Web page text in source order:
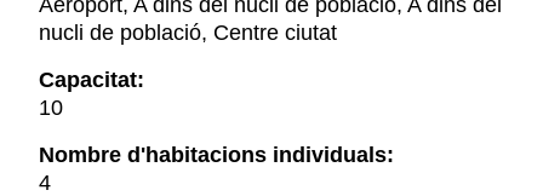
Aeroport, A dins del nucli de població, A dins del
nucli de població, Centre ciutat
Capacitat:
10
Nombre d'habitacions individuals:
4